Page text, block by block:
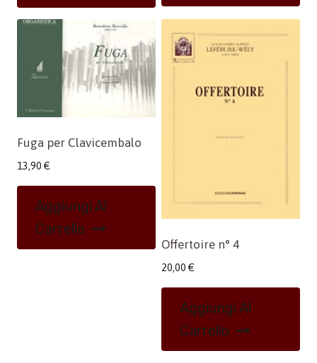
Fuga per Clavicembalo
13,90 €
Aggiungi Al
Carrello
Offertoire n° 4
20,00 €
Aggiungi Al
Carrello